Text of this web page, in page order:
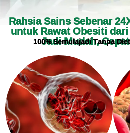
Rahsia Sains Sebenar
untuk Rawat Obesiti
Jadi Mudah,
100% Semulajadi Tanpa